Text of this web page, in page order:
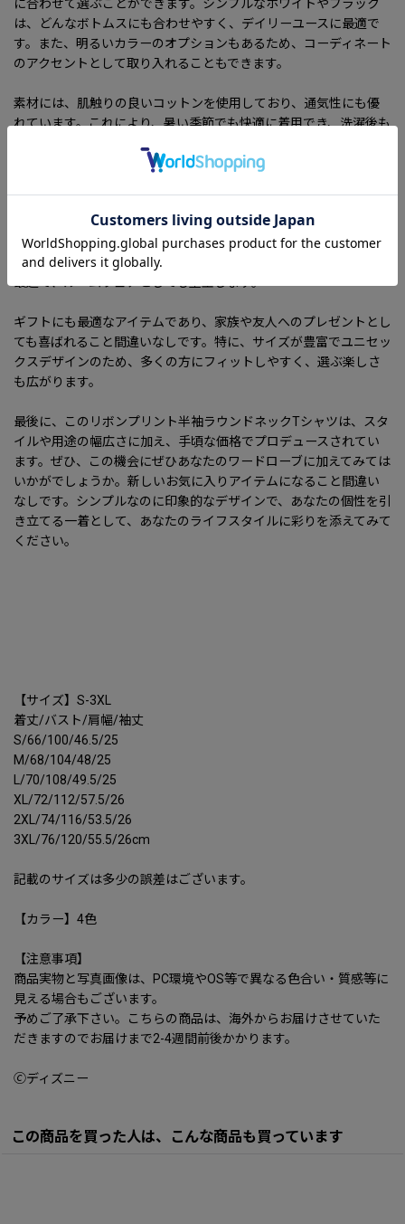
に合わせて選ぶことができます。シンプルなホワイトやブラック
は、どんなボトムスにも合わせやすく、デイリーユースに最適で
す。また、明るいカラーのオプションもあるため、コーディネート
のアクセントとして取り入れることもできます。
素材には、肌触りの良いコットンを使用しており、通気性にも優
れています。これにより、暑い季節でも快適に着用でき、洗濯後も
ア、お子様と遊ぶ際にも安心してご利用いただけます。
半袖Tシャツは、カジュアルだけでなく、様々なシーンでの着用が
可能です。友人とのカジュアルな集まりや、フェス、旅行など、シ
ーンを選ばずに活躍します。また、自宅でのリラックスタイムにも
ギフトにも最適なアイテムであり、家族や友人へのプレゼントとし
ても喜ばれること間違いなしです。特に、サイズが豊富でユニセッ
クスデザインのため、多くの方にフィットしやすく、選ぶ楽しさ
も広がります。
最後に、このリボンプリント半袖ラウンドネックTシャツは、スタ
イルや用途の幅広さに加え、手頃な価格でプロデュースされてい
ます。ぜひ、この機会にぜひあなたのワードローブに加えてみては
いかがでしょうか。新しいお気に入りアイテムになること間違い
なしです。シンプルなのに印象的なデザインで、あなたの個性を引
き立てる一着として、あなたのライフスタイルに彩りを添えてみて
ください。
【サイズ】S-3XL
着丈/バスト/肩幅/袖丈
S/66/100/46.5/25
M/68/104/48/25
L/70/108/49.5/25
XL/72/112/57.5/26
2XL/74/116/53.5/26
3XL/76/120/55.5/26cm
記載のサイズは多少の誤差はございます。
【カラー】4色
【注意事項】
商品実物と写真画像は、PC環境やOS等で異なる色合い・質感等に
見える場合もございます。
予めご了承下さい。こちらの商品は、海外からお届けさせていた
だきますのでお届けまで2-4週間前後かかります。
🄫ディズニー
この商品を買った人は、こんな商品も買っています